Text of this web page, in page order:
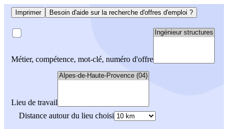
Imprimer Besoin d'aide sur la recherche d'offres d'emploi ?
Métier, compétence, mot-clé, numéro d'offre
Lieu de travail
Distance autour du lieu choisi